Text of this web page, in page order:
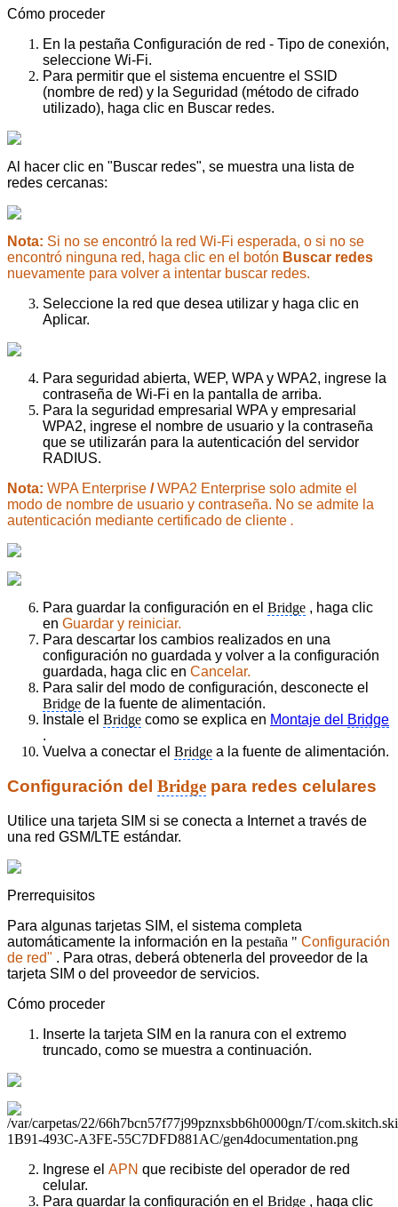
Cómo proceder
En la pestaña Configuración de red - Tipo de conexión,
seleccione Wi-Fi.
Para permitir que el sistema encuentre el SSID
(nombre de red) y la Seguridad (método de cifrado
utilizado), haga clic en Buscar redes.
Al hacer clic en "Buscar redes", se muestra una lista de
redes cercanas:
Nota: Si no se encontró la red Wi-Fi esperada, o si no se
encontró ninguna red, haga clic en el botón Buscar redes
nuevamente para volver a intentar buscar redes.
Seleccione la red que desea utilizar y haga clic en
Aplicar.
Para seguridad abierta, WEP, WPA y WPA2, ingrese la
contraseña de Wi-Fi en la pantalla de arriba.
Para la seguridad empresarial WPA y empresarial
WPA2, ingrese el nombre de usuario y la contraseña
que se utilizarán para la autenticación del servidor
RADIUS.
Nota: WPA Enterprise /WPA2 Enterprise solo admite el
modo de nombre de usuario y contraseña. No se admite la
autenticación mediante certificado de cliente .
Para guardar la configuración en el Bridge , haga clic
en Guardar y reiniciar.
Para descartar los cambios realizados en una
configuración no guardada y volver a la configuración
guardada, haga clic en Cancelar.
Para salir del modo de configuración, desconecte el
Bridge de la fuente de alimentación.
Instale el Bridge como se explica en Montaje del Bridge
.
Vuelva a conectar el Bridge a la fuente de alimentación.
Configuración del Bridge para redes celulares
Utilice una tarjeta SIM si se conecta a Internet a través de
una red GSM/LTE estándar.
Prerrequisitos
Para algunas tarjetas SIM, el sistema completa
automáticamente la información en la pestaña " Configuración
de red" . Para otras, deberá obtenerla del proveedor de la
tarjeta SIM o del proveedor de servicios.
Cómo proceder
Inserte la tarjeta SIM en la ranura con el extremo
truncado, como se muestra a continuación.
Ingrese el APN que recibiste del operador de red
celular.
Para guardar la configuración en el Bridge , haga clic